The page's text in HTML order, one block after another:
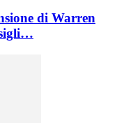
di Warren